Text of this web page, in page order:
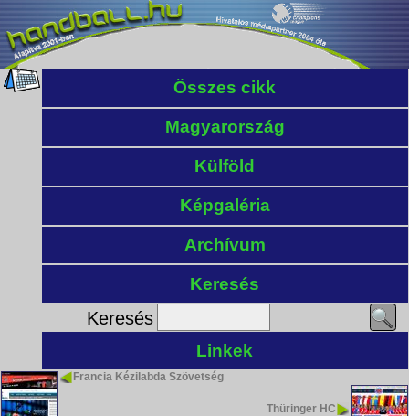
Összes cikk
Magyarország
Külföld
Képgaléria
Archívum
Keresés
Keresés
Linkek
Francia Kézilabda Szövetség
Thüringer HC